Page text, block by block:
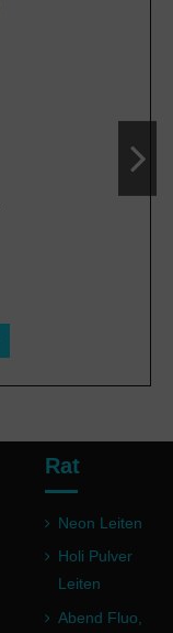
Rat
Neon Leiten
Holi Pulver
Leiten
Abend Fluo,